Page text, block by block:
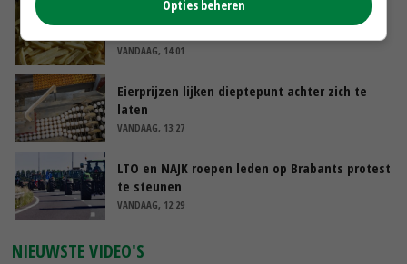
Aandeel China in wereldwijde fritesexport
neemt verder toe
VANDAAG, 14:01
Eierprijzen lijken dieptepunt achter zich te
laten
VANDAAG, 13:27
LTO en NAJK roepen leden op Brabants protest
te steunen
VANDAAG, 12:29
NIEUWSTE VIDEO'S
Opties beheren